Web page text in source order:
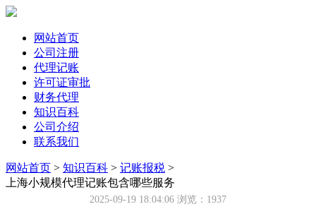
网站首页
公司注册
代理记账
许可证审批
财务代理
知识百科
公司介绍
联系我们
网站首页 > 知识百科 > 记账报税 >
上海小规模代理记账包含哪些服务
2025-09-19 18:04:06 浏览：1937